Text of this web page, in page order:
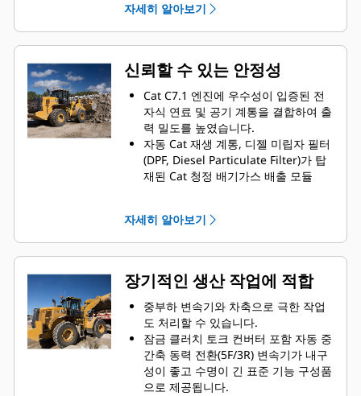
을 제공합니다.또한, VisionLink™를
통해 이벤트 데이터와 안전 추세를 확
인할 수 있습니다.
Cat Advanced Payload는 보다 높은
제어력과 효율성을 제공합니다. 레시
피 모드는 정확한 자재 혼합을 보장하
며, 확장된 분할 모드는 적재 추적을
간소화하여 생산성을 높이고 오류를
줄입니다.
싱글 라이프 커팅 엣지 GET은 안정적
인 성능을 제공하고 가동 중단 시간을
수 있도록 돕습니다.
Auto Set Tires 기능이 개선되어 장비
설정을 계속 간소화하고 최적 성능을
보장합니다. 이를 통해 시간을 절약하
고 마모를 줄여 보다 부드럽고 효율적
인 운용이 가능합니다.
운전자는 온보드 QR 코드*를 사용하
여 교육 동영상과 기능 가이드를 즉시
확인할 수 있습니다.
자세히 알아보기
신뢰할 수 있는 안정성
Cat C7.1 엔진에 우수성이 입증된 전
자식 연료 및 공기 계통을 결합하여 출
력 밀도를 높였습니다.
자동 Cat 재생 계통, 디젤 미립자 필터
(DPF, Diesel Particulate Filter)가 탑
재된 Cat 청정 배기가스 배출 모듈
Fluid) 탱크와 펌프를 장착했습니다.
전기 연료 공급 펌프와 연료/수분 분리
기, 2차 연료 필터가 장착되어 있습니
다.
철저한 구성품 설계와 장비 검증 프로
세스를 통해 최고의 안정성과 가동 시
간을 보장합니다.
.
자세히 알아보기
장기적인 생산 작업에 적합
중부하 변속기와 차축으로 극한 작업
도 처리할 수 있습니다.
잠금 클러치 토크 컨버터 포함 자동 중
간축 동력 전환(5F/3R) 변속기가 내구
성이 좋고 수명이 긴 표준 기능 구성품
으로 제공됩니다.